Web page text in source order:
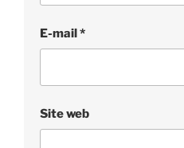
E-mail*
Site web